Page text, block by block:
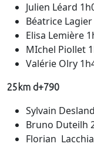
Julien Léard
Béatrice
Elisa Lemière
MIchel Piollet
Valérie Olry
25km d+790
Sylvain
Bruno Duteilh
Florian